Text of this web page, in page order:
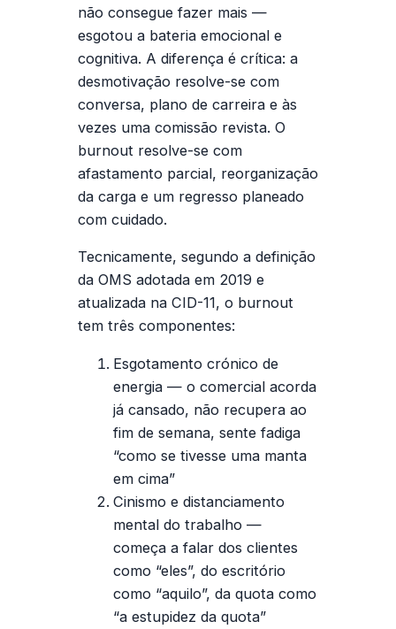
não consegue fazer mais —
esgotou a bateria emocional e
cognitiva. A diferença é crítica: a
desmotivação resolve-se com
conversa, plano de carreira e às
vezes uma comissão revista. O
burnout resolve-se com
afastamento parcial, reorganização
da carga e um regresso planeado
com cuidado.
Tecnicamente, segundo a definição
da OMS adotada em 2019 e
atualizada na CID-11, o burnout
tem três componentes:
Esgotamento crónico de
energia — o comercial acorda
já cansado, não recupera ao
fim de semana, sente fadiga
“como se tivesse uma manta
em cima”
Cinismo e distanciamento
mental do trabalho —
começa a falar dos clientes
como “eles”, do escritório
como “aquilo”, da quota como
“a estupidez da quota”